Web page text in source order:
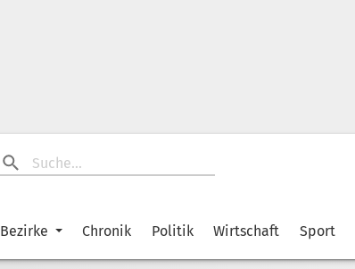
Bezirke Chronik Politik Wirtschaft Sport